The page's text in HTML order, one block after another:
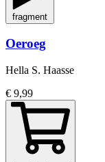
fragment
Oeroeg
Hella S. Haasse
€ 9,99